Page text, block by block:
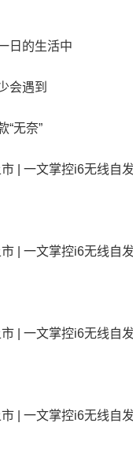
日的生活中
会遇到
“无奈”